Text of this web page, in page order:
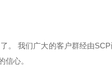
。 我们广大的客户群经由
信心。